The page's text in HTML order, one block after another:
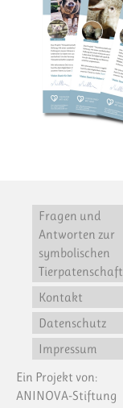
Fragen und
Antworten zur
symbolischen
Tierpatenschaft
Kontakt
Datenschutz
Impressum
Ein Projekt von:
ANINOVA-Stiftung